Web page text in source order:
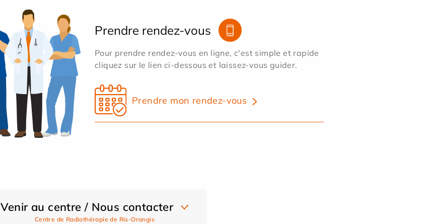
Prendre rendez-vous
Pour prendre rendez-vous en ligne, c'est simple et rapide
cliquez sur le lien ci-dessous et laissez-vous guider.
Prendre mon rendez-vous
Venir au centre / Nous contacter
Centre de Radiothérapie de Ris-Orangis